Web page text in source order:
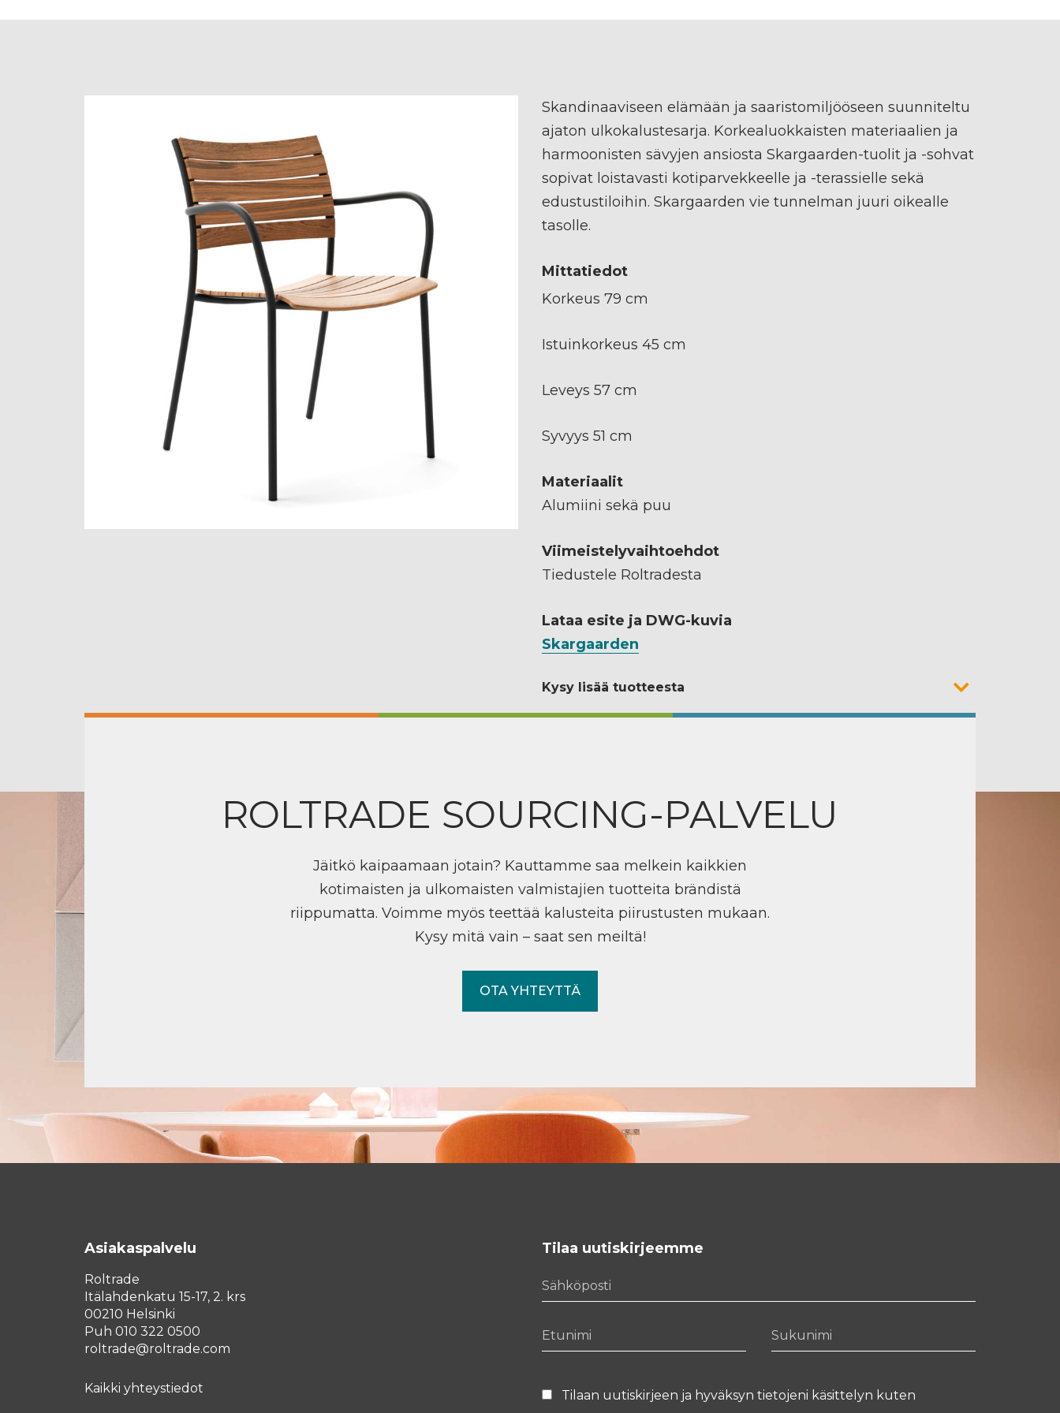
Skandinaaviseen elämään ja saaristomiljööseen suunniteltu
ajaton ulkokalustesarja. Korkealuokkaisten materiaalien ja
harmoonisten sävyjen ansiosta Skargaarden-tuolit ja -sohvat
sopivat loistavasti kotiparvekkeelle ja -terassielle sekä
edustustiloihin. Skargaarden vie tunnelman juuri oikealle
tasolle.
Mittatiedot
Korkeus 79 cm
Istuinkorkeus 45 cm
Leveys 57 cm
Syvyys 51 cm
Materiaalit
Alumiini sekä puu
Viimeistelyvaihtoehdot
Tiedustele Roltradesta
Lataa esite ja DWG-kuvia
Skargaarden
Kysy lisää tuotteesta
ROLTRADE SOURCING-PALVELU
Jäitkö kaipaamaan jotain? Kauttamme saa melkein kaikkien
kotimaisten ja ulkomaisten valmistajien tuotteita brändistä
riippumatta. Voimme myös teettää kalusteita piirustusten mukaan.
Kysy mitä vain – saat sen meiltä!
OTA YHTEYTTÄ
Asiakaspalvelu
Roltrade
Itälahdenkatu 15-17, 2. krs
00210 Helsinki
Puh 010 322 0500
roltrade@roltrade.com
Kaikki yhteystiedot
Tilaa uutiskirjeemme
Tilaan uutiskirjeen ja hyväksyn tietojeni käsittelyn kuten